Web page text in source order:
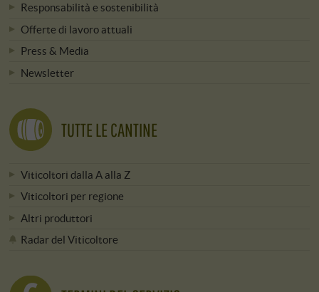
Responsabilità e sostenibilità
Offerte di lavoro attuali
Press & Media
Newsletter
TUTTE LE CANTINE
Viticoltori dalla A alla Z
Viticoltori per regione
Altri produttori
Radar del Viticoltore